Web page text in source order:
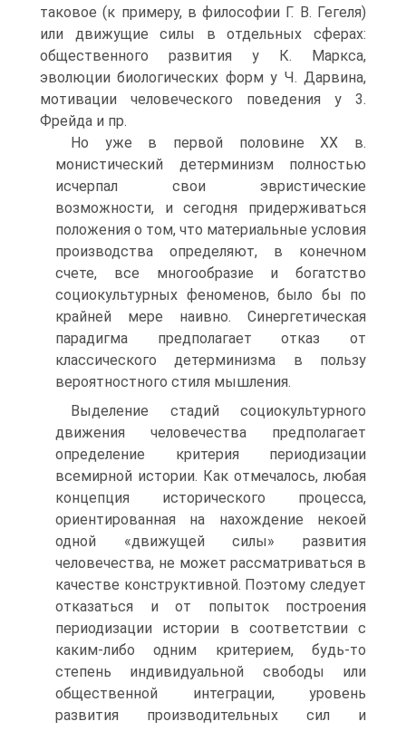
таковое (к примеру, в философии Г. В. Гегеля)
или движущие силы в отдельных сферах:
общест­венного развития у К. Маркса,
эволюции биологических форм у Ч. Дарвина,
мотивации человеческого поведения у 3.
Фрейда и пр.
Но уже в первой половине XX в.
монистический детерминизм полнос­тью
исчерпал свои эвристические
возможности, и сегодня придерживаться
положения о том, что материальные условия
производства определяют, в конечном
счете, все многообразие и богатство
социокультурных феноменов, бы­ло бы по
крайней мере наивно. Синергетическая
парадигма предполагает отказ от
классического детерминизма в пользу
вероятностного стиля мышления.
Выделение стадий социокультурного
движения человечества предпола­гает
определение критерия периодизации
всемирной истории. Как отмеча­лось, любая
концепция исторического процесса,
ориентированная на нахо­ждение некоей
одной «движущей силы» развития
человечества, не может рас­сматриваться в
качестве конструктивной. Поэтому следует
отказаться и от попыток построения
периодизации истории в соответствии с
каким-либо одним критерием, будь-то
степень индивидуальной свободы или
общест­венной интеграции, уровень
развития производительных сил и